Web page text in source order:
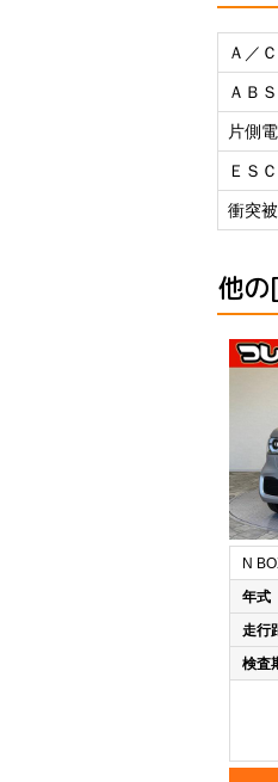
Ａ／Ｃ
ＡＢＳ
片側
ＥＳＣ
衝突
他
N
年式
走行
検査